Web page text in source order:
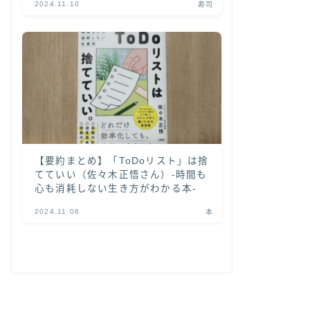
2024.11.10 寿司
【要約まとめ】「ToDoリスト」は捨
てていい（佐々木正悟さん）-時間も
心も消耗しない生き方がわかる本-
2024.11.06 本